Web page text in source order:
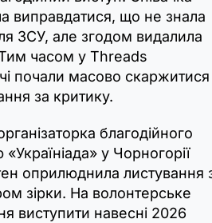
виправдатися, що не знала
ЗСУ, але згодом видалила
Тим часом у Threads
почали масово скаржитися
за критику.
благодійного
у Чорногорії
оприлюднила листування
зірки. На волонтерське
виступити навесні 2026